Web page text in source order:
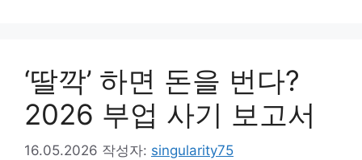
‘딸깍’ 하면 돈을 번다?
2026 부업 사기 보고서
16.05.2026 작성자: singularity75